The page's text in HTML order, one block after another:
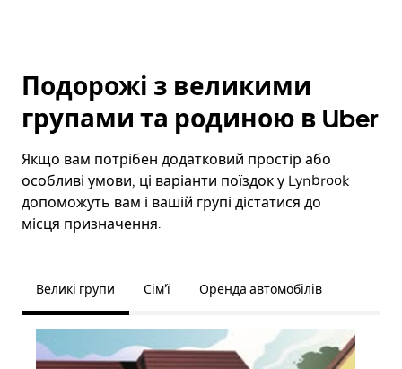
Подорожі з великими
групами та родиною в Uber
Якщо вам потрібен додатковий простір або
особливі умови, ці варіанти поїздок у Lynbrook
допоможуть вам і вашій групі дістатися до
місця призначення.
Великі групи Сім’ї Оренда автомобілів